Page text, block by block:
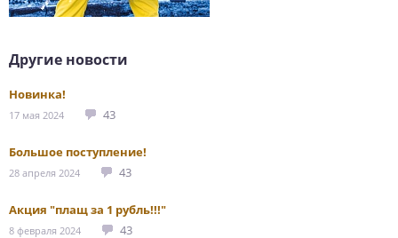
Другие новости
Новинка!
17 мая 2024 43
Большое поступление!
28 апреля 2024 43
Акция "плащ за 1 рубль!!!"
8 февраля 2024 43